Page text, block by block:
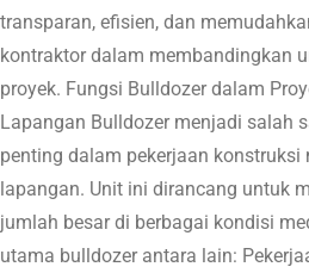
transparan, efisien, dan
kontraktor dalam membandingkan
proyek. Fungsi Bulldozer dalam
Lapangan Bulldozer menjadi salah
penting dalam pekerjaan konstruksi
lapangan. Unit ini dirancang untuk
jumlah besar di berbagai kondisi
utama bulldozer antara lain: